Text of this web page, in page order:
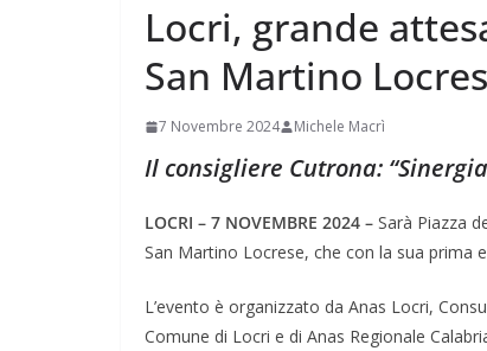
Locri, grande
San Martino
7 Novembre 2024 Michele Macrì
Il consigliere Cutrona:
LOCRI – 7 NOVEMBRE 2024 – Sarà Piazza
San Martino Locrese, che con la sua
L’evento è organizzato da Anas Locri,
Comune di Locri e di Anas Regionale